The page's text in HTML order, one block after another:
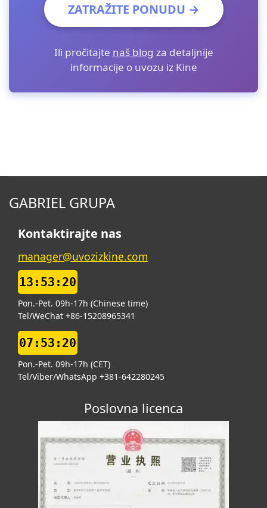
ZATRAŽITE PONUDU →
Ili pročitajte naš blog za detaljnije
informacije o uvozu iz Kine
GABRIEL GRUPA
Kontaktirajte nas
manager@uvozizkine.com
13:53:22
Pon.-Pet. 09h-17h (Chinese time)
Tel/WeChat +86-15208965341
07:53:22
Pon.-Pet. 09h-17h (CET)
Tel/Viber/WhatsApp +381-642280245
Poslovna licenca